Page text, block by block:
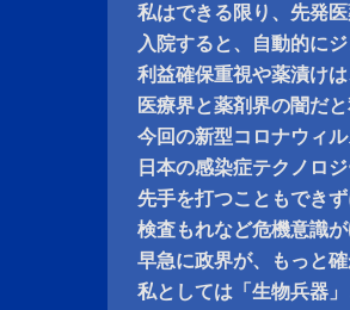
私はできる限り、先発
入院すると、自動的に
利益確保重視や薬漬けは
医療界と薬剤界の闇だ
今回の新型コロナウィル
日本の感染症テクノロ
先手を打つこともでき
検査もれなど危機意識
早急に政界が、もっと
私としては「生物兵器」